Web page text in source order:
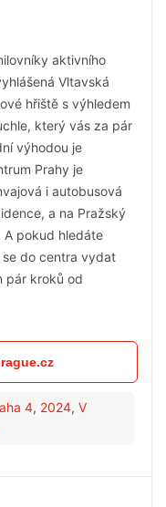
aktivního
Vltavská
hřiště s výhledem
který vás za pár
výhodou je
Prahy je
i autobusová
a na Pražský
A pokud hledáte
do centra vydat
pár kroků od
4, 2024, V